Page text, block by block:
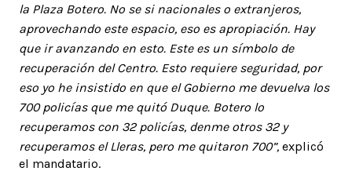
la Plaza Botero. No se si nacionales o extranjeros,
aprovechando este espacio, eso es apropiación. Hay
que ir avanzando en esto. Este es un símbolo de
recuperación del Centro. Esto requiere seguridad, por
eso yo he insistido en que el Gobierno me devuelva los
700 policías que me quitó Duque. Botero lo
recuperamos con 32 policías, denme otros 32 y
recuperamos el Lleras, pero me quitaron 700”, explicó
el mandatario.